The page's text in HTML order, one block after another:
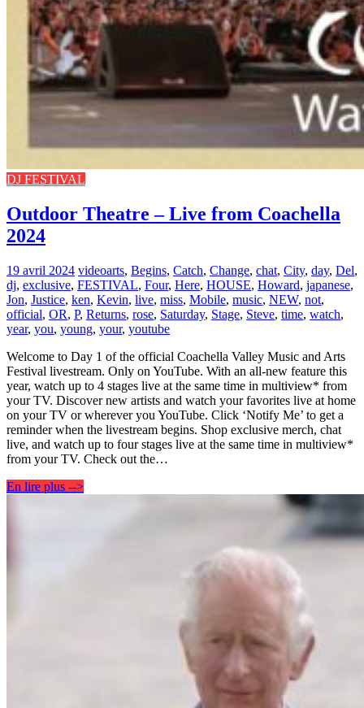
DJ FESTIVAL
Outdoor Theatre – Live from Coachella
2024
19 avril 2024 videoarts, Begins, Catch, Change, chat, City, day, Del,
dj, exclusive, FESTIVAL, Four, Here, HOUSE, Howard, japanese,
Jon, Justice, ken, Kevin, live, miss, Mobile, music, NEW, not,
official, OR, P, Returns, rose, Saturday, Stage, Steve, time, watch,
year, you, young, your, youtube
Welcome to Day 1 of the official Coachella Valley Music and Arts
Festival livestream. Only on YouTube. With an all-new feature this
year, watch up to 4 stages live at the same time in multiview* from
your TV. Discover new artists and watch your favorites live at home
on your TV or wherever you YouTube. Click ‘Notify Me’ to get a
reminder when the livestream begins. Shop exclusive merch, chat
live, and watch up to four stages live at the same time in multiview*
from your TV. Check out the…
En lire plus -->